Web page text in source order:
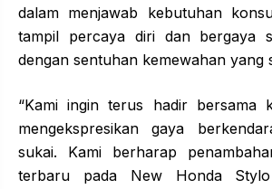
dalam menjawab kebutuhan
tampil percaya diri dan bergaya
dengan sentuhan kemewahan yang
“Kami ingin terus hadir bersama
mengekspresikan gaya
sukai. Kami berharap
terbaru pada New Honda